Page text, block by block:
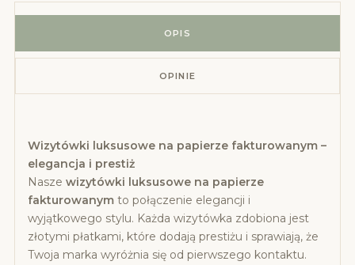
OPIS
OPINIE
Wizytówki luksusowe na papierze fakturowanym –
elegancja i prestiż
Nasze wizytówki luksusowe na papierze
fakturowanym to połączenie elegancji i
wyjątkowego stylu. Każda wizytówka zdobiona jest
złotymi płatkami, które dodają prestiżu i sprawiają, że
Twoja marka wyróżnia się od pierwszego kontaktu.